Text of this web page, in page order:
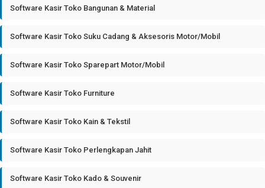
Software Kasir Toko Bangunan & Material
Software Kasir Toko Suku Cadang & Aksesoris Motor/Mobil
Software Kasir Toko Sparepart Motor/Mobil
Software Kasir Toko Furniture
Software Kasir Toko Kain & Tekstil
Software Kasir Toko Perlengkapan Jahit
Software Kasir Toko Kado & Souvenir